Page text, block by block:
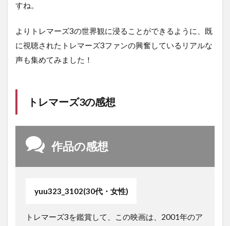
すね。
よりトレマーズ3の世界観に浸ることができるように、既
に視聴されたトレマーズ3ファンの興奮しているリアルな
声も集めてみました！
トレマーズ3の感想
作品の感想
yuu323_3102(30代・女性)
トレマーズ3を鑑賞して、この映画は、2001年のア